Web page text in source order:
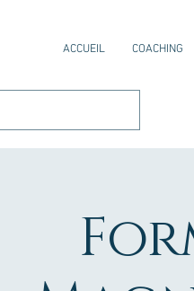
ACCUEIL COACHING